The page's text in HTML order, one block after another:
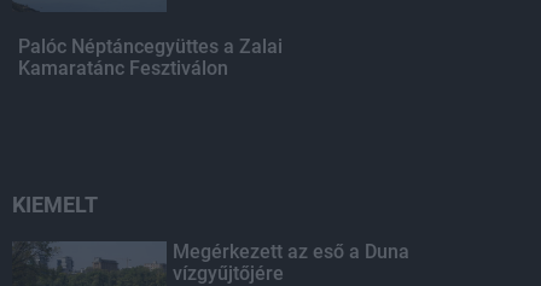
Palóc Néptáncegyüttes a Zalai
Kamaratánc Fesztiválon
KIEMELT
Megérkezett az eső a Duna
vízgyűjtőjére